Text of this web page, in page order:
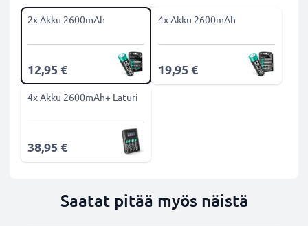
2x Akku 2600mAh
12,95 €
4x Akku 2600mAh
19,95 €
4x Akku 2600mAh+ Laturi
38,95 €
Saatat pitää myös näistä